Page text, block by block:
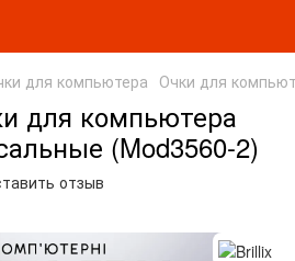
для компьютера Очки для
для компьютера
(Mod3560-2)
отзыв